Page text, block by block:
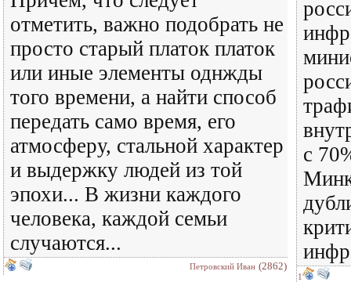
отметить, важно подобрать не
просто старый платок платок
или иные элементы однжды
того времени, а найти способ
передать само время, его
атмосферу, стальной характер
и выдержку людей из той
эпохи... В жизни каждого
человека, каждой семьи
случаются...
Петровский Иван (2862)
с
1